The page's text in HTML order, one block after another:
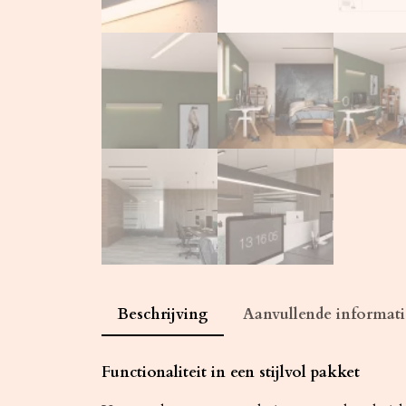
Beschrijving Aanvullende
Functionaliteit in een stijlvol pakket